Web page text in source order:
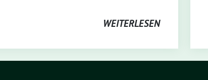
WEITERLESEN